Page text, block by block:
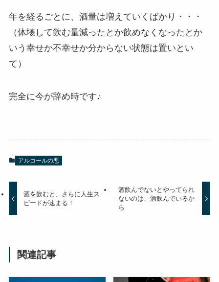
年を経るごとに、酒量は増えていくばかり・・・
（体壊して飲む量減ったとか飲めなくなったとか
いう幸せか不幸せか分からない状態は置いとい
て）
完全に今が辞め時です♪
アルコールの悪
酒を飲むと、さらに人生ス
ピードが速まる！
酒飲んでないとやってられ
ないのは、酒飲んでいるか
ら
関連記事